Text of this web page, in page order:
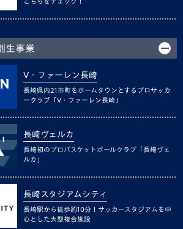
生事業
V・ファーレン長崎
長崎県内21市町をホームタウンとするプロサッカ
ークラブ「V・ファーレン長崎」
長崎ヴェルカ
長崎初のプロバスケットボールクラブ「長崎ヴェ
ルカ」
長崎スタジアムシティ
長崎駅から徒歩約10分！サッカースタジアムを中
心とした大型複合施設